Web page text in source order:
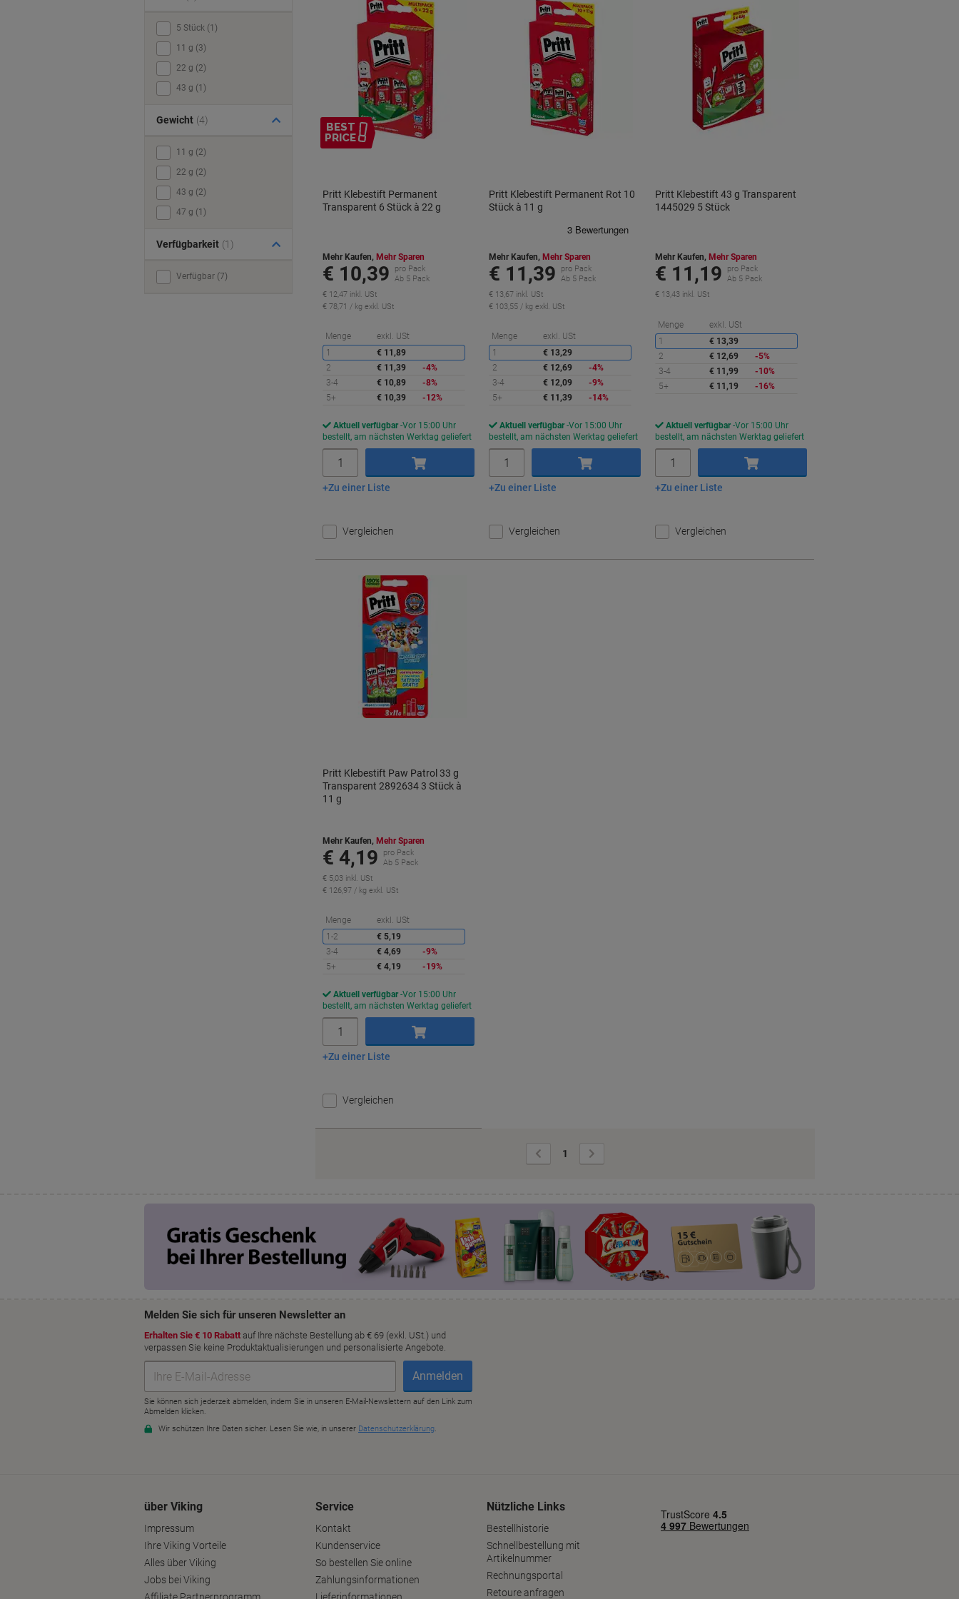
BEST
PRICE
Pritt Klebestift Permanent
Transparent 6 Stück à 22 g
Mehr Kaufen, Mehr Sparen
€ 10,39
pro Pack
Ab 5 Pack
€ 12,47 inkl. USt
€ 78,71 / kg exkl. USt
Menge exkl. USt
sparen
1
€ 11,89
2
€ 11,39
-4%
3-4
€ 10,89
-8%
5+
€ 10,39 -12%
Aktuell verfügbar Vor 15:00 Uhr
bestellt, am nächsten Werktag geliefert
In den Warenkorb
Zu einer Liste
Vergleichen
Pritt Klebestift Permanent Rot 10
Stück à 11 g
Mehr Kaufen, Mehr Sparen
€ 11,39
pro Pack
Ab 5 Pack
€ 13,67 inkl. USt
€ 103,55 / kg exkl. USt
Menge exkl. USt
sparen
1
€ 13,29
2
€ 12,69
-4%
3-4
€ 12,09
-9%
5+
€ 11,39 -14%
Aktuell verfügbar Vor 15:00 Uhr
bestellt, am nächsten Werktag geliefert
In den Warenkorb
Zu einer Liste
Vergleichen
Pritt Klebestift 43 g Transparent
1445029 5 Stück
Mehr Kaufen, Mehr Sparen
€ 11,19
pro Pack
Ab 5 Pack
€ 13,43 inkl. USt
Menge exkl. USt
1
€ 13,39
2
€ 12,69
-5%
3-4
€ 11,99
-10%
5+
€ 11,19 -16%
Aktuell verfügbar Vor 15:00 Uhr
bestellt, am nächsten Werktag geliefert
In den Warenkorb
Zu einer Liste
Vergleichen
Pritt Klebestift Paw Patrol 33 g
Transparent 2892634 3 Stück à
11 g
Mehr Kaufen, Mehr Sparen
€ 4,19
pro Pack
Ab 5 Pack
€ 5,03 inkl. USt
€ 126,97 / kg exkl. USt
Menge exkl. USt
1-2
€ 5,19
3-4
€ 4,69
-9%
5+
€ 4,19 -19%
Aktuell verfügbar Vor 15:00 Uhr
bestellt, am nächsten Werktag geliefert
In den Warenkorb
Zu einer Liste
Vergleichen
Vorherige
Seite
1
Seite
5 Stück (1)
11 g (3)
22 g (2)
43 g (1)
Gewicht (4)
11 g (2)
22 g (2)
43 g (2)
47 g (1)
Verfügbarkeit (1)
Verfügbar (7)
über Viking
Impressum
Ihre Viking Vorteile
Alles über Viking
Jobs bei Viking
Service
Kontakt
Kundenservice
So bestellen Sie online
Zahlungsinformationen
Nützliche Links
Bestellhistorie
Schnellbestellung mit
Artikelnummer
Rechnungsportal
Retoure anfragen